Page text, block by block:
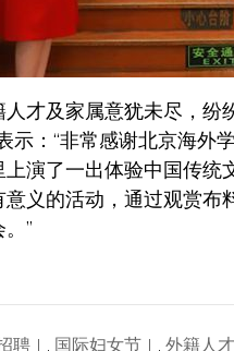
才及家属意犹未尽，
：“非常感谢北京海外
演了一出体验中国传统
义的活动，通过观赏
”
聘 , 国际妇女节 , 外籍人才